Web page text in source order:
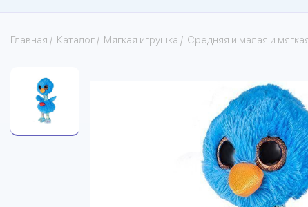
Главная / Каталог / Мягкая игрушка / Средняя и малая и